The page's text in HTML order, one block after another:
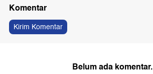
Komentar
Kirim Komentar
Belum ada komentar.